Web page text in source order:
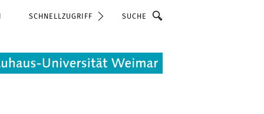
SCHNELLZUGRIFF Suche